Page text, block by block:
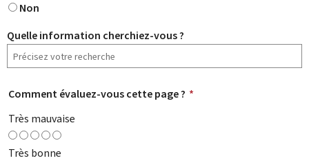
Non
Quelle information cherchiez-vous ?
Comment évaluez-vous cette page ? *
Très mauvaise
Très bonne